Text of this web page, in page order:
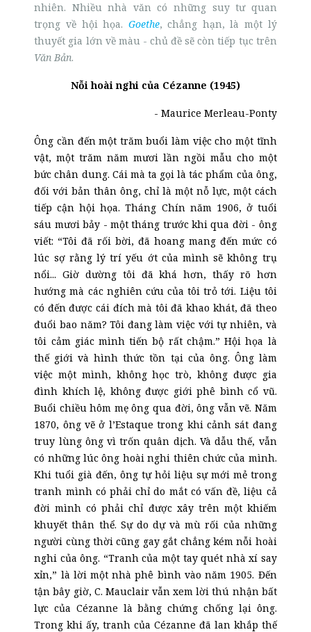
nhiên. Nhiều nhà văn có những suy tư quan
trọng về hội họa. Goethe, chẳng hạn, là một lý
thuyết gia lớn về màu - chủ đề sẽ còn tiếp tục trên
Văn Bản.
Nỗi hoài nghi của Cézanne (1945)
- Maurice Merleau-Ponty
Ông cần đến một trăm buổi làm việc cho một tĩnh
vật, một trăm năm mươi lần ngồi mẫu cho một
bức chân dung. Cái mà ta gọi là tác phẩm của ông,
đối với bản thân ông, chỉ là một nỗ lực, một cách
tiếp cận hội họa. Tháng Chín năm 1906, ở tuổi
sáu mươi bảy - một tháng trước khi qua đời - ông
viết: “Tôi đã rối bời, đã hoang mang đến mức có
lúc sợ rằng lý trí yếu ớt của mình sẽ không trụ
nổi... Giờ dường tôi đã khá hơn, thấy rõ hơn
hướng mà các nghiên cứu của tôi trỏ tới. Liệu tôi
có đến được cái đích mà tôi đã khao khát, đã theo
đuổi bao năm? Tôi đang làm việc với tự nhiên, và
tôi cảm giác mình tiến bộ rất chậm.” Hội họa là
thế giới và hình thức tồn tại của ông. Ông làm
việc một mình, không học trò, không được gia
đình khích lệ, không được giới phê bình cổ vũ.
Buổi chiều hôm mẹ ông qua đời, ông vẫn vẽ. Năm
1870, ông vẽ ở l’Estaque trong khi cảnh sát đang
truy lùng ông vì trốn quân dịch. Và dẫu thế, vẫn
có những lúc ông hoài nghi thiên chức của mình.
Khi tuổi già đến, ông tự hỏi liệu sự mới mẻ trong
tranh mình có phải chỉ do mắt có vấn đề, liệu cả
đời mình có phải chỉ được xây trên một khiếm
khuyết thân thể. Sự do dự và mù rối của những
người cùng thời cũng gay gắt chẳng kém nỗi hoài
nghi của ông. “Tranh của một tay quét nhà xí say
xỉn,” là lời một nhà phê bình vào năm 1905. Đến
tận bây giờ, C. Mauclair vẫn xem lời thú nhận bất
lực của Cézanne là bằng chứng chống lại ông.
Trong khi ấy, tranh của Cézanne đã lan khắp thế